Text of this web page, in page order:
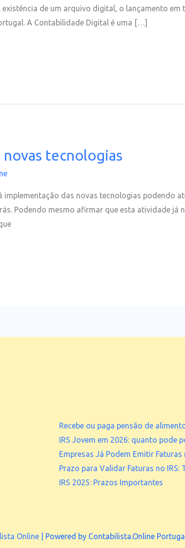
de um arquivo digital, o lançamento em
A Contabilidade Digital é uma […]
tecnologias
das novas tecnologias podendo
Podendo mesmo afirmar que esta atividade já
Recebe ou paga pensão de
IRS Jovem em 2026: quanto pode
Empresas Já Podem Emitir
Prazo para Validar Faturas no IRS:
IRS 2025: Prazos Importantes
Online| Powered by Contabilista.Online